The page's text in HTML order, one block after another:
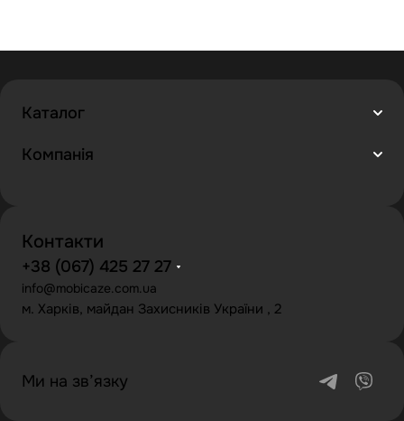
Каталог
Компанія
Контакти
+38 (067) 425 27 27
info@mobicaze.com.ua
м. Харків, майдан Захисників України , 2
Ми на зв’язку